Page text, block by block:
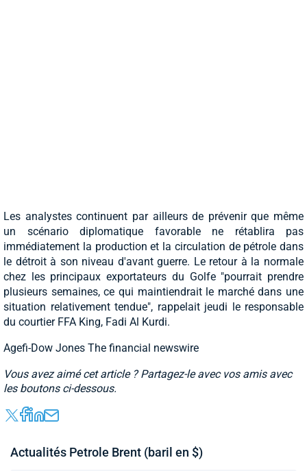
Les analystes continuent par ailleurs de prévenir que même
un scénario diplomatique favorable ne rétablira pas
immédiatement la production et la circulation de pétrole dans
le détroit à son niveau d'avant guerre. Le retour à la normale
chez les principaux exportateurs du Golfe "pourrait prendre
plusieurs semaines, ce qui maintiendrait le marché dans une
situation relativement tendue", rappelait jeudi le responsable
du courtier FFA King, Fadi Al Kurdi.
Agefi-Dow Jones The financial newswire
Vous avez aimé cet article ? Partagez-le avec vos amis avec
les boutons ci-dessous.
Actualités Petrole Brent (baril en $)